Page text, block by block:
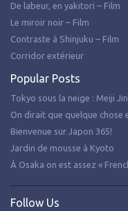
De labeur, en yakitori – Film
Le miroir noir – Film
Contraste à Shinjuku – Film
Corridor extérieur
Popular Posts
Tokyo sous la neige : Meiji
On dirait que quelque
Bienvenue sur Japon 365!
Jardin de mousse à Kyoto
À Osaka on est assez «
Follow Us